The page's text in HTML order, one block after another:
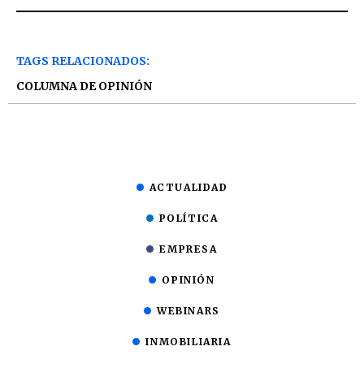
TAGS RELACIONADOS:
COLUMNA DE OPINIÓN
ACTUALIDAD
POLÍTICA
EMPRESA
OPINIÓN
WEBINARS
INMOBILIARIA